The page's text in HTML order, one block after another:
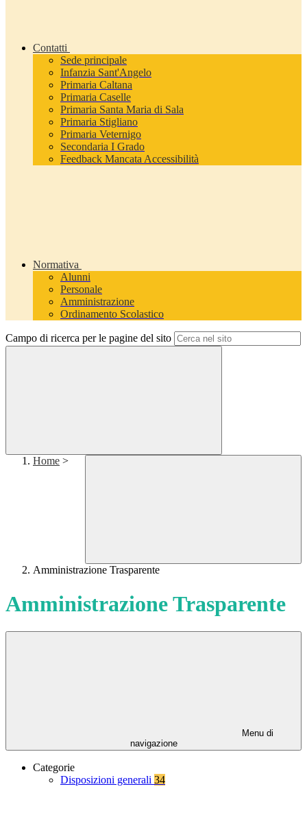
Contatti
Sede principale
Infanzia Sant'Angelo
Primaria Caltana
Primaria Caselle
Primaria Santa Maria di Sala
Primaria Stigliano
Primaria Veternigo
Secondaria I Grado
Feedback Mancata Accessibilità
Normativa
Alunni
Personale
Amministrazione
Ordinamento Scolastico
Campo di ricerca per le pagine del sito
Home >
Amministrazione Trasparente
Amministrazione Trasparente
Menu di
navigazione
Categorie
Disposizioni generali 34